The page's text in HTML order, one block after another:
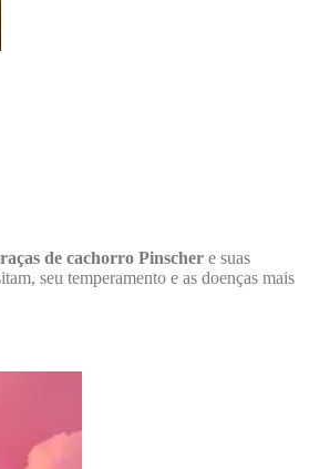
raças de cachorro Pinscher e suas
seu temperamento e as doenças mais